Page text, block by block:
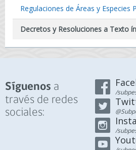
Regulaciones de Áreas y Especies
Decretos y Resoluciones a Texto
Síguenos a
través de redes
sociales:
/
/